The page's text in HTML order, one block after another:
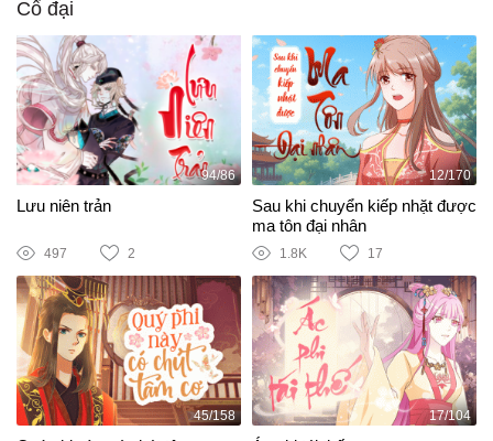
Cổ đại
94/86
Lưu niên trản
497 2
12/170
Sau khi chuyển kiếp nhặt được
ma tôn đại nhân
1.8K 17
45/158 17/104